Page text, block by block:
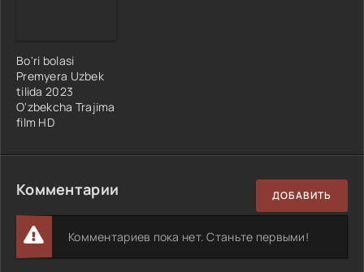
Bo'ri bolasi
Premyera Uzbek
tilida 2023
O'zbekcha Trajima
film HD
Комментарии ДОБАВИТЬ
Комментариев пока нет. Станьте первыми!